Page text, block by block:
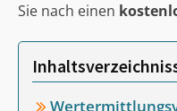
Sie nach einen